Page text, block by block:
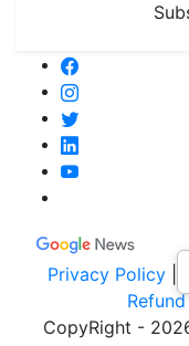
Privacy Policy
CopyRight -